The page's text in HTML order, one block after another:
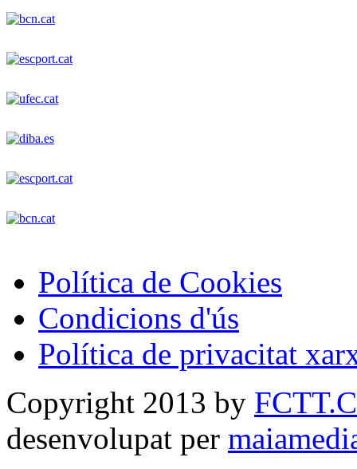
Política de Cookies
Condicions d'ús
Política de privacitat
Copyright 2013 by
desenvolupat per